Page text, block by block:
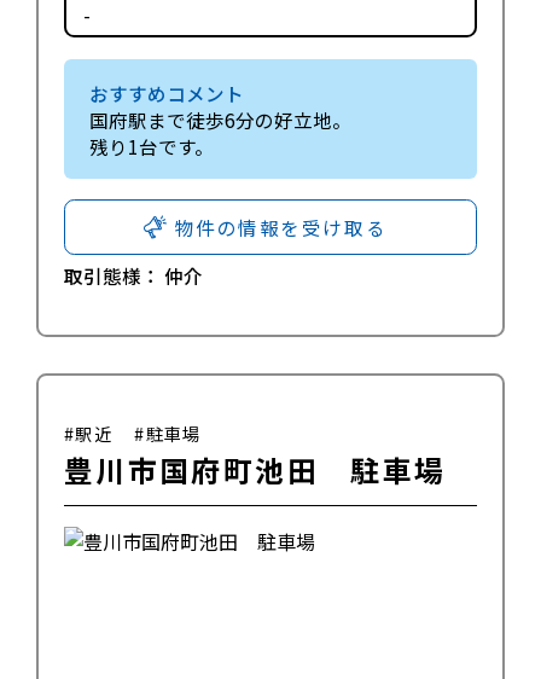
-
おすすめコメント
国府駅まで徒歩6分の好立地。
残り1台です。
物件の情報を受け取る
取引態様： 仲介
#駅近 #駐車場
豊川市国府町池田 駐車場